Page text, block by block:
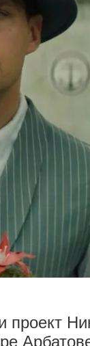
проект